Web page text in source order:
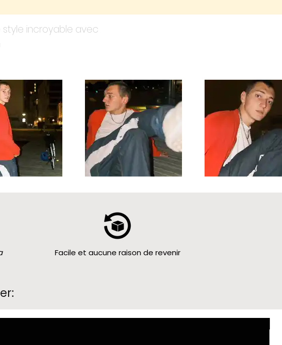
incroyable avec
Facile et aucune raison de revenir